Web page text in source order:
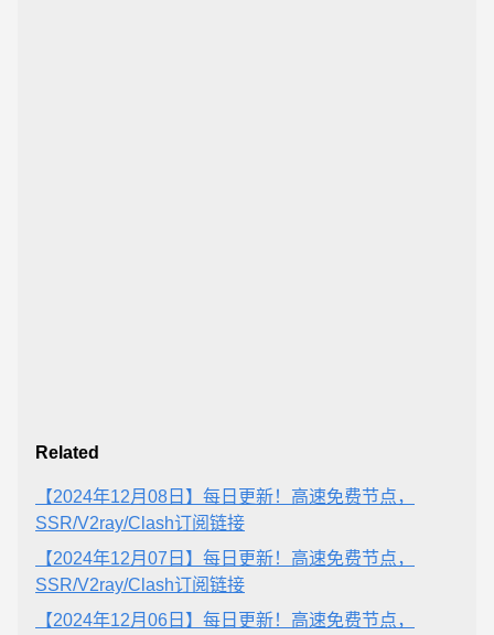
Related
【2024年12月08日】每日更新！高速免费节点，
SSR/V2ray/Clash订阅链接
【2024年12月07日】每日更新！高速免费节点，
SSR/V2ray/Clash订阅链接
【2024年12月06日】每日更新！高速免费节点，